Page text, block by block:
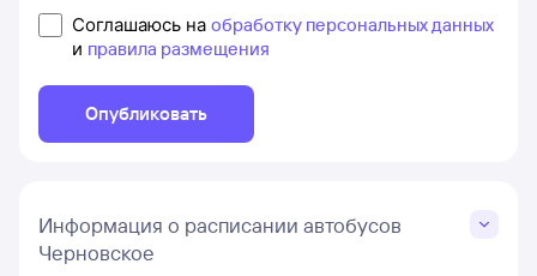
Соглашаюсь на обработку персональных данных
и правила размещения
Опубликовать
Информация о расписании автобусов
Черновское